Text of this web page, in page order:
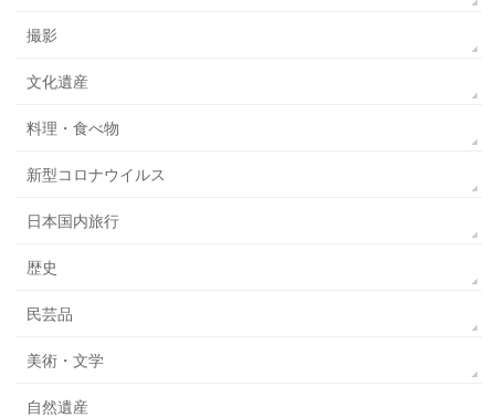
撮影
文化遺産
料理・食べ物
新型コロナウイルス
日本国内旅行
歴史
民芸品
美術・文学
自然遺産